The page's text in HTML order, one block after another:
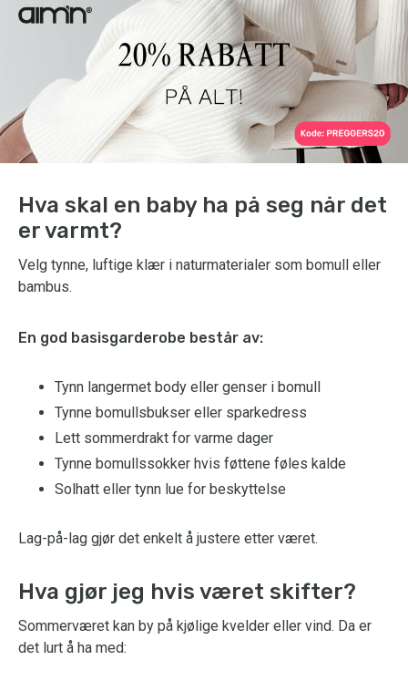
Hva skal en baby ha på seg når det
er varmt?
Velg tynne, luftige klær i naturmaterialer som bomull eller
bambus.
En god basisgarderobe består av:
Tynn langermet body eller genser i bomull
Tynne bomullsbukser eller sparkedress
Lett sommerdrakt for varme dager
Tynne bomullssokker hvis føttene føles kalde
Solhatt eller tynn lue for beskyttelse
Lag-på-lag gjør det enkelt å justere etter været.
Hva gjør jeg hvis været skifter?
Sommerværet kan by på kjølige kvelder eller vind. Da er
det lurt å ha med: